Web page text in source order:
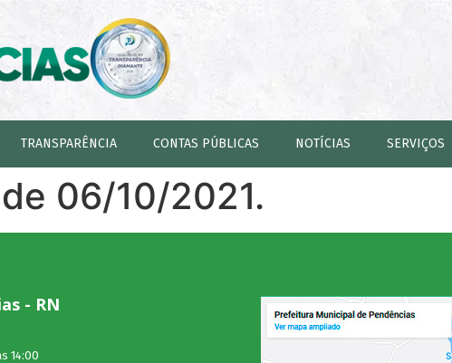
TRANSPARÊNCIA CONTAS PÚBLICAS NOTÍCIAS SERVIÇOS
06/10/2021.
- RN
14:00